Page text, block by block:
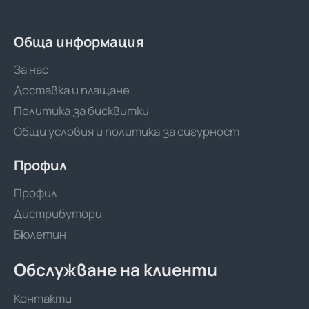
Обща информация
За нас
Доставка и плащане
Политика за бисквитки
Общи условия и политика за сигурност
Профил
Профил
Дистрибутори
Бюлетин
Обслужване на клиенти
Контакти